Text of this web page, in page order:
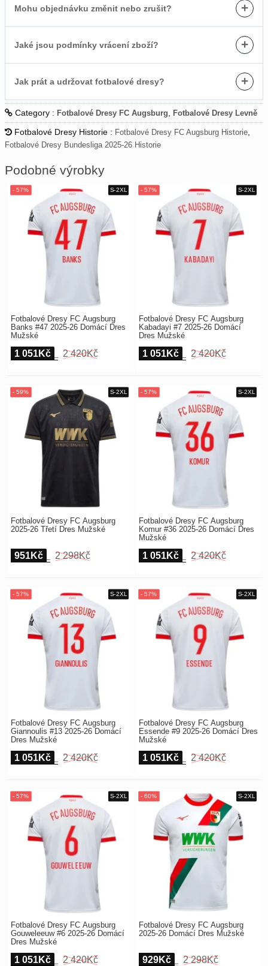
Mohu objednávku změnit nebo zrušit? +
Jaké jsou podmínky vrácení zboží? +
Jak prát a udržovat fotbalové dresy? +
Category : Fotbalové Dresy FC Augsburg, Fotbalové Dresy Levně
Fotbalové Dresy Historie : Fotbalové Dresy FC Augsburg Historie,
Fotbalové Dresy Bundesliga 2025-26 Historie
Podobné výrobky
Fotbalové Dresy FC Augsburg
Banks #47 2025-26 Domácí Dres
Mužské
1 051Kč 2 420Kč
Fotbalové Dresy FC Augsburg
Kabadayi #7 2025-26 Domácí
Dres Mužské
1 051Kč 2 420Kč
Fotbalové Dresy FC Augsburg
2025-26 Třetí Dres Mužské
951Kč 2 298Kč
Fotbalové Dresy FC Augsburg
Komur #36 2025-26 Domácí Dres
Mužské
1 051Kč 2 420Kč
Fotbalové Dresy FC Augsburg
Giannoulis #13 2025-26 Domácí
Dres Mužské
1 051Kč 2 420Kč
Fotbalové Dresy FC Augsburg
Essende #9 2025-26 Domácí Dres
Mužské
1 051Kč 2 420Kč
Fotbalové Dresy FC Augsburg
Gouweleeuw #6 2025-26 Domácí
Dres Mužské
1 051Kč 2 420Kč
Fotbalové Dresy FC Augsburg
2025-26 Domácí Dres Mužské
929Kč 2 298Kč